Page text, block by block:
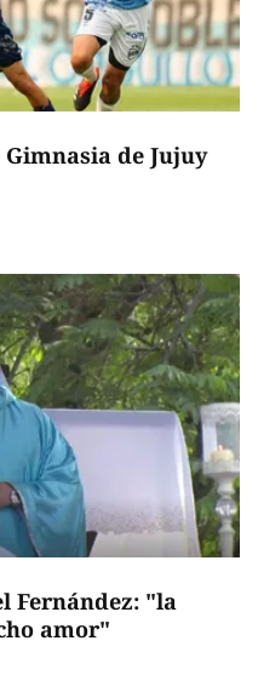
de Jujuy
Fernández: "la
amor"